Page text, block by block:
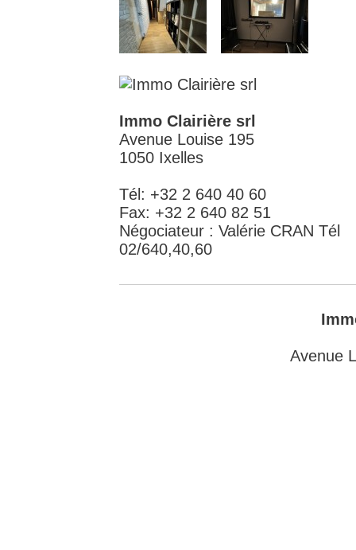
Immo Clairière srl
Avenue Louise 195
1050 Ixelles
Tél: +32 2 640 40 60
Fax: +32 2 640 82 51
Négociateur : Valérie CRAN Tél
02/640,40,60
Avenue